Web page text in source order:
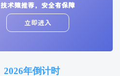
工作也轻松了！
技术猿推荐，安全有保障
立即进入